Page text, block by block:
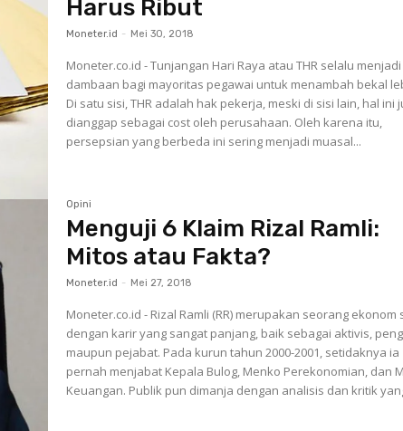
Harus Ribut
Moneter.id - Mei 30, 2018
Moneter.co.id - Tunjangan Hari Raya atau THR selalu menjadi
dambaan bagi mayoritas pegawai untuk menambah bekal
Di satu sisi, THR adalah hak pekerja, meski di sisi lain, hal ini
dianggap sebagai cost oleh perusahaan. Oleh karena itu,
persepsian yang berbeda ini sering menjadi muasal...
Opini
Menguji 6 Klaim Rizal Ramli:
Mitos atau Fakta?
Moneter.id - Mei 27, 2018
Moneter.co.id - Rizal Ramli (RR) merupakan seorang ekonom
dengan karir yang sangat panjang, baik sebagai aktivis,
maupun pejabat. Pada kurun tahun 2000-2001, setidaknya ia
pernah menjabat Kepala Bulog, Menko Perekonomian, dan
Keuangan. Publik pun dimanja dengan analisis dan kritik